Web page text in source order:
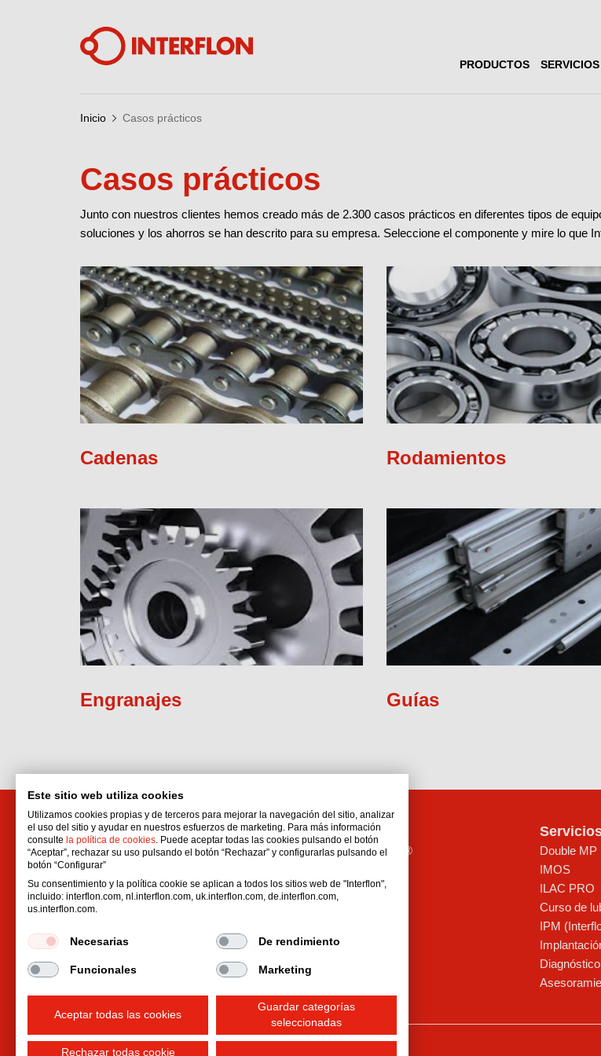
PRODUCTOS SERVICIOS
Inicio Casos prácticos
Casos prácticos
Junto con nuestros clientes hemos creado más de 2.300 casos prácticos en diferentes tipos de
soluciones y los ahorros se han descrito para su empresa. Seleccione el componente y mire lo que
Cadenas Rodamientos
Engranajes Guías
Interflon Ibérica, S.L.U.
Viladecans Business Park, C/
Tecnología,
17, Edificio Canada, 1ª planta
8840
Email:spain@interflon.com
Phone:
+34 93 652 51 91
Productos
Tecnología MicPol®
Grasas
Aditivos
Double MP
IMOS
ILAC PRO
Curso de
IPM
Este sitio web utiliza cookies
Utilizamos cookies propias y de terceros para mejorar la navegación del sitio, analizar
el uso del sitio y ayudar en nuestros esfuerzos de marketing. Para más información
consulte la política de cookies. Puede aceptar todas las cookies pulsando el botón
“Aceptar”, rechazar su uso pulsando el botón “Rechazar” y configurarlas pulsando el
botón “Configurar”
Su consentimiento y la política cookie se aplican a todos los sitios web de "Interflon",
incluido: interflon.com, nl.interflon.com, uk.interflon.com, de.interflon.com,
us.interflon.com.
Necesarias De rendimiento
Funcionales Marketing
Aceptar todas las cookies
Guardar categorías
seleccionadas
Rechazar todas cookie